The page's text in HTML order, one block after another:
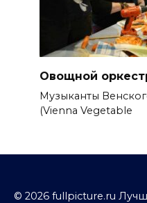
Овощной
Музыканты
(Vienna Vegetable
© 2026 fullpicture.ru